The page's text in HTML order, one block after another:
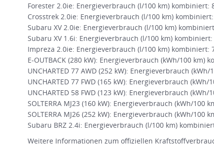
Forester 2.0ie: Energieverbrauch (l/100 km) kombiniert:
Crosstrek 2.0ie: Energieverbrauch (l/100 km) kombiniert:
Subaru XV 2.0ie: Energieverbrauch (l/100 km)
Subaru XV 1.6i: Energieverbrauch (l/100 km) kombiniert:
Impreza 2.0ie: Energieverbrauch (l/100 km) kombiniert:
E-OUTBACK (280 kW): Energieverbrauch (kWh/100 km)
UNCHARTED 77 AWD (252 kW): Energieverbrauch
UNCHARTED 77 FWD (165 kW): Energieverbrauch
UNCHARTED 58 FWD (123 kW): Energieverbrauch
SOLTERRA MJ23 (160 kW): Energieverbrauch (kWh/100
SOLTERRA MJ26 (252 kW): Energieverbrauch (kWh/100
Subaru BRZ 2.4i: Energieverbrauch (l/100 km)
Weitere Informationen zum offiziellen